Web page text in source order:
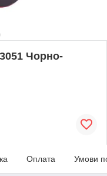
Чорно-
Оплата Умови